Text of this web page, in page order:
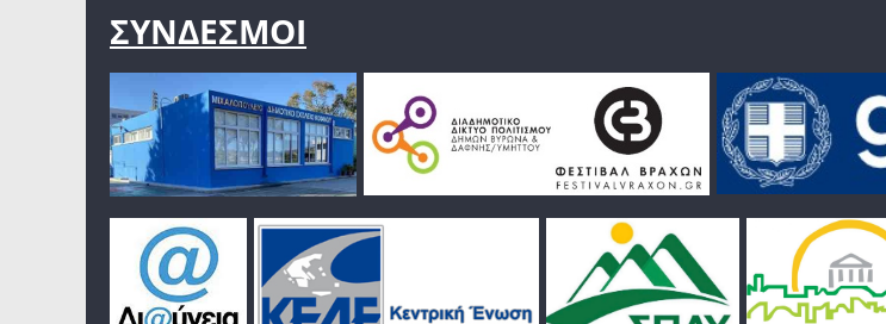
ΣΥΝΔΕΣΜΟΙ